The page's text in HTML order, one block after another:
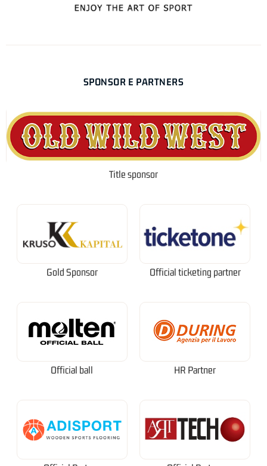
SPONSOR E PARTNERS
Title sponsor
Gold Sponsor Official ticketing partner
Official ball HR Partner